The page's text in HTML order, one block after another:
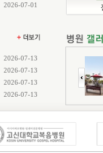
2026-07-01
2026-07-13
2026-07-13
2026-07-13
2026-07-13